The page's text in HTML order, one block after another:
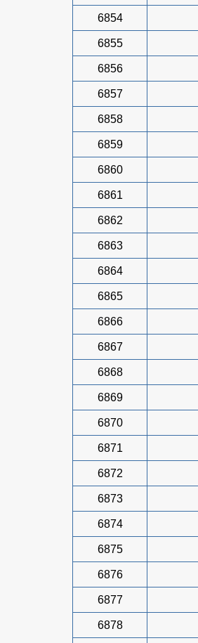
6854
6855
6856
6857
6858
6859
6860
6861
6862
6863
6864
6865
6866
6867
6868
6869
6870
6871
6872
6873
6874
6875
6876
6877
6878